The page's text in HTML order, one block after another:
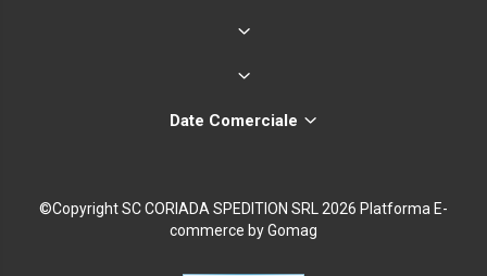
Date Comerciale
©Copyright SC CORIADA SPEDITION SRL 2026 Platforma E-
commerce by Gomag